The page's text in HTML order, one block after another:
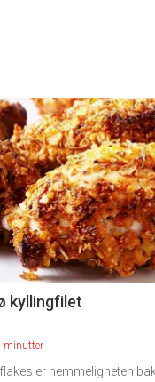
kyllingfilet
minutter
er hemmeligheten